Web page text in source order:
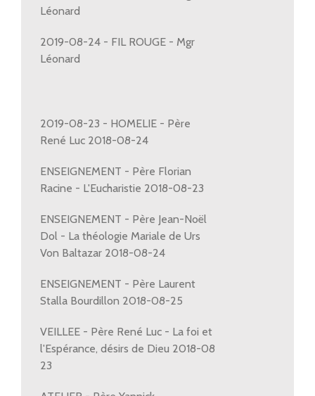
Léonard
2019-08-24 - FIL ROUGE - Mgr
Léonard
2019-08-23 - HOMELIE - Père
René Luc 2018-08-24
ENSEIGNEMENT - Père Florian
Racine - L'Eucharistie 2018-08-23
ENSEIGNEMENT - Père Jean-Noël
Dol - La théologie Mariale de Urs
Von Baltazar 2018-08-24
ENSEIGNEMENT - Père Laurent
Stalla Bourdillon 2018-08-25
VEILLEE - Père René Luc - La foi et
l'Espérance, désirs de Dieu 2018-08
23